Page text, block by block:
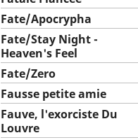
Fate/Apocrypha
Fate/Stay Night -
Heaven's Feel
Fate/Zero
Fausse petite amie
Fauve, l'exorciste Du
Louvre